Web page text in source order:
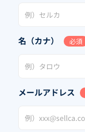
名（カナ） 必須
メールアドレス